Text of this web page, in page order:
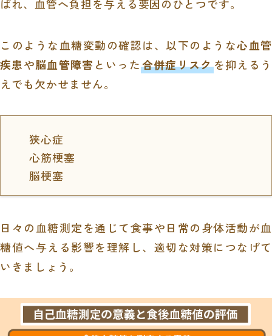
ばれ、血管へ負担を与える要因のひとつです。
このような血糖変動の確認は、以下のような心血管
疾患や脳血管障害 といった合併症リスクを抑えるう
えでも欠かせません。
狭心症
心筋梗塞
脳梗塞
日々の血糖測定を通じて食事や日常の身体活動が血
糖値へ与える影響を理解し、適切な対策につなげて
いきましょう。